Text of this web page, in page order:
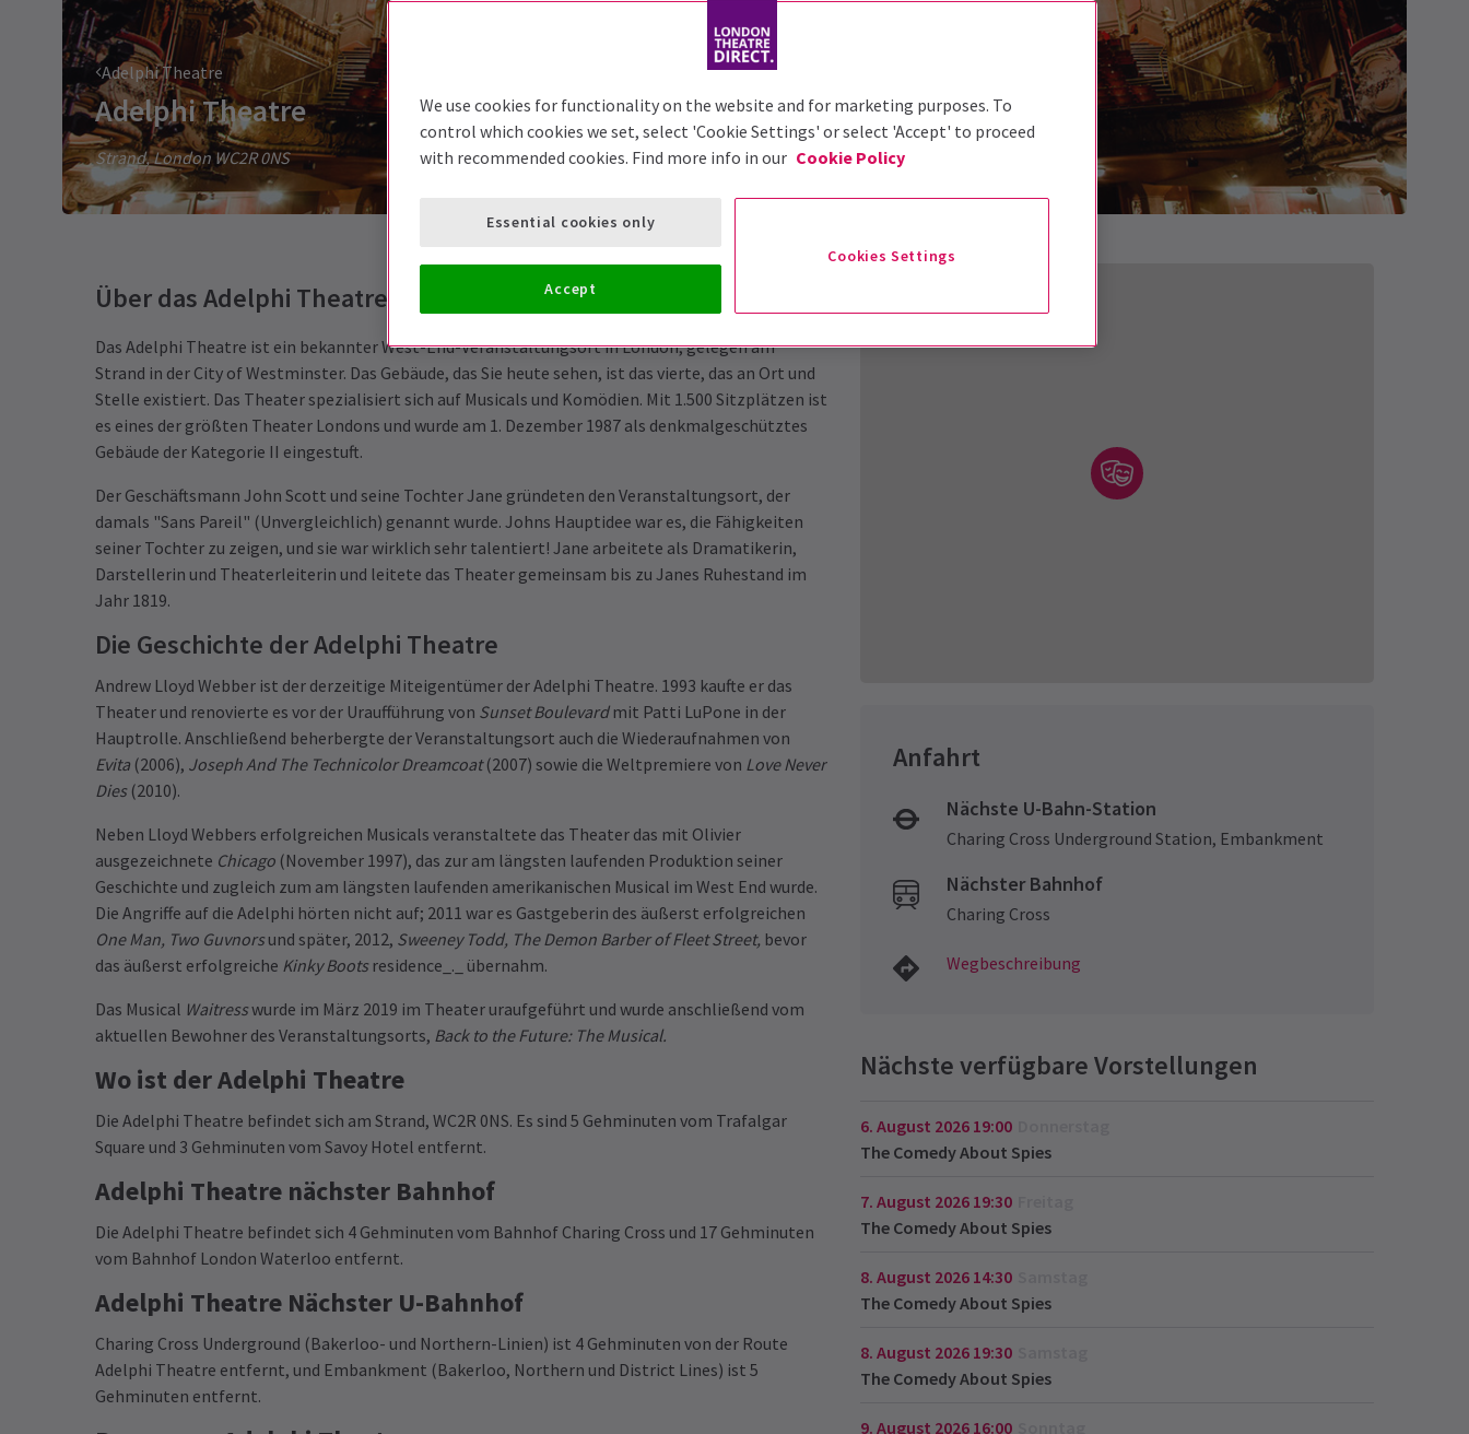
Adelphi Theatre
Adelphi Theatre
Strand, London WC2R 0NS
Über das Adelphi Theatre
Das Adelphi Theatre ist ein bekannter West-End-Veranstaltungsort in London, gelegen am
Strand in der City of Westminster. Das Gebäude, das Sie heute sehen, ist das vierte, das an Ort und
Stelle existiert. Das Theater spezialisiert sich auf Musicals und Komödien. Mit 1.500 Sitzplätzen ist
es eines der größten Theater Londons und wurde am 1. Dezember 1987 als denkmalgeschütztes
Gebäude der Kategorie II eingestuft.
Der Geschäftsmann John Scott und seine Tochter Jane gründeten den Veranstaltungsort, der
damals "Sans Pareil" (Unvergleichlich) genannt wurde. Johns Hauptidee war es, die Fähigkeiten
seiner Tochter zu zeigen, und sie war wirklich sehr talentiert! Jane arbeitete als Dramatikerin,
Darstellerin und Theaterleiterin und leitete das Theater gemeinsam bis zu Janes Ruhestand im
Jahr 1819.
Die Geschichte der Adelphi Theatre
Andrew Lloyd Webber ist der derzeitige Miteigentümer der Adelphi Theatre. 1993 kaufte er das
Theater und renovierte es vor der Uraufführung von Sunset Boulevardmit Patti LuPone in der
Hauptrolle. Anschließend beherbergte der Veranstaltungsort auch die Wiederaufnahmen von
Evita (2006), Joseph And The Technicolor Dreamcoat(2007) sowie die Weltpremiere von Love Never
Dies (2010).
Neben Lloyd Webbers erfolgreichen Musicals veranstaltete das Theater das mit Olivier
ausgezeichnete Chicago (November 1997), das zur am längsten laufenden Produktion seiner
Geschichte und zugleich zum am längsten laufenden amerikanischen Musical im West End wurde.
Die Angriffe auf die Adelphi hörten nicht auf; 2011 war es Gastgeberin des äußerst erfolgreichen
One Man, Two Guvnors und später, 2012, Sweeney Todd, The Demon Barber of Fleet Street, bevor
das äußerst erfolgreiche Kinky Boots residence_._ übernahm.
Das Musical Waitresswurde im März 2019 im Theater uraufgeführt und wurde anschließend vom
aktuellen Bewohner des Veranstaltungsorts, Back to the Future: The Musical.
Wo ist der Adelphi Theatre
Die Adelphi Theatre befindet sich am Strand, WC2R 0NS. Es sind 5 Gehminuten vom Trafalgar
Square und 3 Gehminuten vom Savoy Hotel entfernt.
Adelphi Theatre nächster Bahnhof
Die Adelphi Theatre befindet sich 4 Gehminuten vom Bahnhof Charing Cross und 17 Gehminuten
vom Bahnhof London Waterloo entfernt.
Adelphi Theatre Nächster U-Bahnhof
Charing Cross Underground (Bakerloo- und Northern-Linien) ist 4 Gehminuten von der Route
Adelphi Theatre entfernt, und Embankment (Bakerloo, Northern und District Lines) ist 5
Gehminuten entfernt.
Anfahrt
Nächste U-Bahn-Station
Charing Cross Underground Station, Embankment
Nächster Bahnhof
Charing Cross
Wegbeschreibung
Nächste verfügbare Vorstellungen
6. August 2026 19:00
The Comedy About Spies
7. August 2026 19:30
The Comedy About Spies
8. August 2026 14:30
The Comedy About Spies
8. August 2026 19:30
The Comedy About Spies
9. August 2026 16:00
We use cookies for functionality on the website and for marketing purposes. To
control which cookies we set, select 'Cookie Settings' or select 'Accept' to proceed
with recommended cookies. Find more info in our Cookie Policy
Cookies Settings
Essential cookies only
Accept